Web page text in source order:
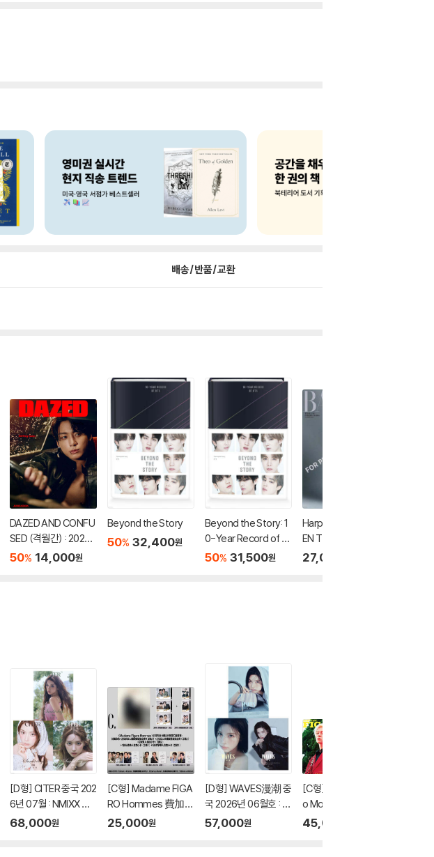
배송/반품/교환
DAZED AND CONFU
SED (격월간) : 2023
년 Fall : BTS 정국 커버
50% 14,000원
Beyond the Story
50% 32,400원
Beyond the Story: 1
0-Year Record of Bt
s
50% 31,500원
Harper's BAZAAR M
EN Thailand 하퍼스
바자 맨 태국 2023년 S
27,000
[D형] CITER 중국 202
6년 07월 : NMIXX 엔
믹스 지우 커버 (A형 잡
68,000원
[C형] Madame FIGA
RO Hommes 費加
羅男士 마담 피가로 옴
25,000원
[D형] WAVES漫潮 중
국 2026년 06월호 : N
MIXX 엔믹스 배이 커버
57,000원
[C형] Madame Figar
o Mode 중국 2026년
07월호 : 트레저 요시
45,000